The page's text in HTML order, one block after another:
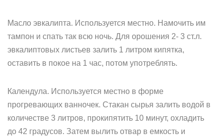
Масло эвкалипта. Используется местно. Намочить им
тампон и спать так всю ночь. Для орошения 2- 3 ст.л.
эвкалиптовых листьев залить 1 литром кипятка,
оставить в покое на 1 час, потом употреблять.
Календула. Используется местно в форме
прогревающих ванночек. Стакан сырья залить водой в
количестве 3 литров, прокипятить 10 минут, охладить
до 42 градусов. Затем вылить отвар в емкость и